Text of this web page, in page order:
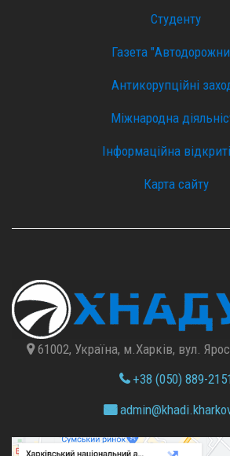
Студенту
Газета
Антикорупційні
Міжнародна
Інформаційна
Карта сайту
61002, Україна, м.Харків, вул.
+38 (050) 889-
admin@